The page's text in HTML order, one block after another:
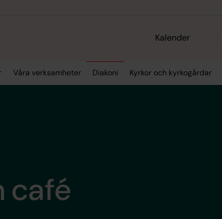
Kalender
Våra verksamheter Diakoni Kyrkor och kyrkogårdar
café